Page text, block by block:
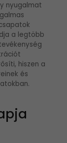
nyugalmat
a legtöbb
hiszen a
és